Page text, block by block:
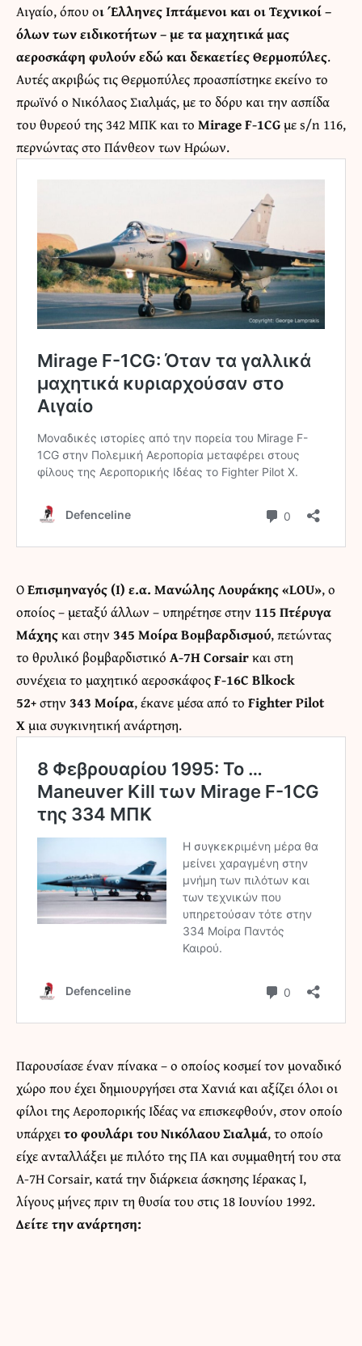
Αιγαίο, όπου οι Έλληνες Ιπτάμενοι και οι Τεχνικοί –
όλων των ειδικοτήτων – με τα μαχητικά μας
αεροσκάφη φυλούν εδώ και δεκαετίες Θερμοπύλες.
Αυτές ακριβώς τις Θερμοπύλες προασπίστηκε εκείνο το
πρωϊνό ο Νικόλαος Σιαλμάς, με το δόρυ και την ασπίδα
του θυρεού της 342 ΜΠΚ και το Mirage F-1CGμε s/n 116,
περνώντας στο Πάνθεον των Ηρώων.
ΟΕπισμηναγός (Ι) ε.α. Μανώλης Λουράκης «LOU», ο
οποίος – μεταξύ άλλων – υπηρέτησε στην 115 Πτέρυγα
Μάχηςκαι στην 345 Μοίρα Βομβαρδισμού, πετώντας
το θρυλικό βομβαρδιστικό A-7H Corsairκαι στη
συνέχεια το μαχητικό αεροσκάφοςF-16C Blkock
52+στην 343 Μοίρα, έκανε μέσα από το Fighter Pilot
Xμια συγκινητική ανάρτηση.
Παρουσίασε έναν πίνακα – ο οποίος κοσμεί τον μοναδικό
χώρο που έχει δημιουργήσει στα Χανιά και αξίζει όλοι οι
φίλοι της Αεροπορικής Ιδέας να επισκεφθούν, στον οποίο
υπάρχειτο φουλάρι του Νικόλαου Σιαλμά, το οποίο
είχε ανταλλάξει με πιλότο της ΠΑ και συμμαθητή του στα
Α-7Η Corsair, κατά την διάρκεια άσκησης Ιέρακας Ι,
λίγους μήνες πριν τη θυσία του στις 18 Ιουνίου 1992.
Δείτε την ανάρτηση: